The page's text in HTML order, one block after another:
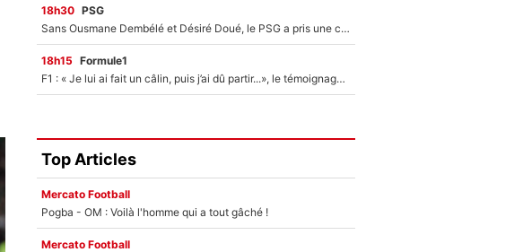
18h30 PSG
Sans Ousmane Dembélé et Désiré Doué, le PSG a pris une correction face à Majorque : Luis Enrique attend avec impatience des renforts !
18h15 Formule1
F1 : « Je lui ai fait un câlin, puis j’ai dû partir...», le témoignage émouvant de Max Verstappen sur sa fille
Top Articles
Mercato Football
Pogba - OM : Voilà l'homme qui a tout gâché !
Mercato Football